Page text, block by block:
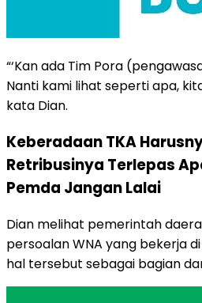
“‘Kan ada Tim Pora
Nanti kami lihat seperti apa,
kata Dian.
Keberadaan TKA
Retribusinya Terlepas
Pemda Jangan Lalai
Dian melihat pemerintah
persoalan WNA yang bekerja
hal tersebut sebagai bagian